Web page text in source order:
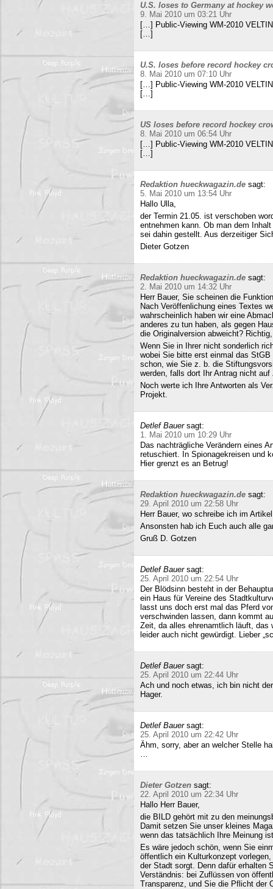
U.S. loses to Germany at hockey
9. Mai 2010 um 03:21 Uhr
[…] Public-Viewing WM-2010
[…]
U.S. loses before record hockey
8. Mai 2010 um 07:10 Uhr
[…] Public-Viewing WM-2010
[…]
US loses before record hockey
8. Mai 2010 um 06:54 Uhr
[…] Public-Viewing WM-2010
[…]
Redaktion hueckwagazin.de sagt:
5. Mai 2010 um 13:54 Uhr
Hallo Ulla,
der Termin 21.05. ist verschoben
entnehmen kann. Ob man dem
sei dahin gestellt. Aus derzeitiger
Dieter Gotzen
Redaktion hueckwagazin.de sagt:
2. Mai 2010 um 14:32 Uhr
Herr Bauer, Sie scheinen die
Nach Veröffenlichung eines Textes
wahrscheinlich haben wir eine
anderes zu tun haben, als gegen
die Originalversion abweicht?
Wenn Sie in Ihrer nicht sonderlich
wobei Sie bitte erst einmal das
schon, wie Sie z. b. die
werden, falls dort Ihr Antrag nicht
Noch werte ich Ihre Antworten als
Projekt.
Detlef Bauer sagt:
1. Mai 2010 um 10:29 Uhr
Das nachträgliche Verändern eines
retuschiert. In Spionagekreisen und
Hier grenzt es an Betrug!
Redaktion hueckwagazin.de sagt:
29. April 2010 um 22:58 Uhr
Herr Bauer, wo schreibe ich im
Ansonsten hab ich Euch auch alle
Gruß D. Gotzen
Detlef Bauer sagt:
25. April 2010 um 22:54 Uhr
Der Blödsinn besteht in der
ein Haus für Vereine des
lasst uns doch erst mal das Pferd
verschwinden lassen, dann kommt
Zeit, da alles ehrenamtlich läuft, das
leider auch nicht gewürdigt. Lieber
Detlef Bauer sagt:
25. April 2010 um 22:44 Uhr
Ach und noch etwas, ich bin nicht
Hager.
Detlef Bauer sagt:
25. April 2010 um 22:42 Uhr
Ähm, sorry, aber an welcher Stelle
…
Dieter Gotzen sagt:
22. April 2010 um 22:34 Uhr
Hallo Herr Bauer,
die BILD gehört mit zu den
Damit setzen Sie unser kleines
wenn das tatsächlich Ihre Meinung
Es wäre jedoch schön, wenn Sie
öffentlich ein Kulturkonzept
der Stadt sorgt. Denn dafür erhalten
Verständnis: bei Zuflüssen von
Transparenz, und Sie die Pflicht der